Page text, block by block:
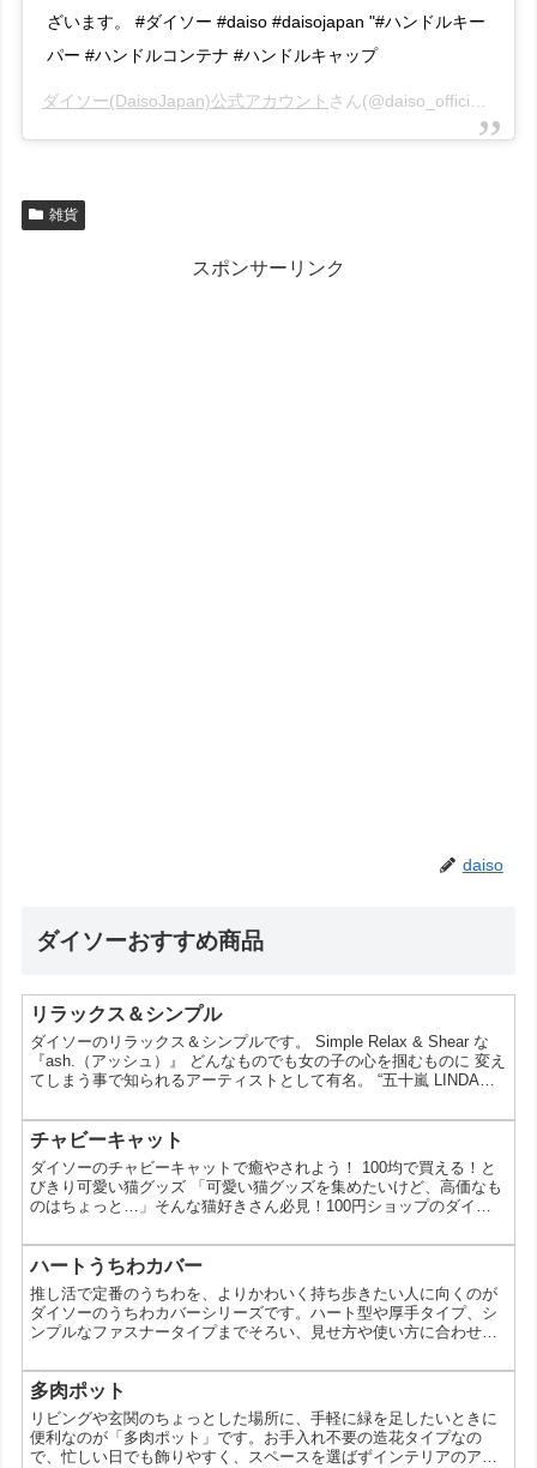
ざいます。 #ダイソー #daiso #daisojapan "#ハンドルキー
パー #ハンドルコンテナ #ハンドルキャップ
ダイソー(DaisoJapan)公式アカウント さん(@daiso_official)がシェアした投稿 –
雑貨
スポンサーリンク
daiso
ダイソーおすすめ商品
リラックス＆シンプル
ダイソーのリラックス＆シンプルです。 Simple Relax & Shear な
『ash.（アッシュ）』 どんなものでも⼥の⼦の⼼を掴むものに 変え
てしまう事で知られるアーティストとして有名。 “五⼗嵐 LINDA
を6 ⽉中旬より順次発売です。 第⼀弾は「リラックス＆シンプル」
がテーマです。 思わず集めたくなるマグカップやランチプレートと
いった「キッチン」グッズや、 組み合わせて使えるランチバッグ...
チャビーキャット
ダイソーのチャビーキャットで癒やされよう！ 100均で買える！と
びきり可愛い猫グッズ 「可愛い猫グッズを集めたいけど、高価なも
のはちょっと…」そんな猫好きさん必見！100円ショップのダイソ
でも人気の「チャビーキャット」シリーズにスポットを当て、その
魅力や使い方、そしてお部屋のインテリアに役立つアイデアをご紹
介します。 なぜダイソーのチャビーキャットが人気なの？ ダイソ
ーのチャビーキャットが人気を集めているのは、以下の...
ハートうちわカバー
推し活で定番のうちわを、よりかわいく持ち歩きたい人に向くのが
ダイソーのうちわカバーシリーズです。ハート型や厚手タイプ、シ
ンプルなファスナータイプまでそろい、見せ方や使い方に合わせて
イソーのうちわカバーはどんなアイテム？今回紹介するのは、うち
わを収納しながら見た目も楽しめるカバー類です。透明カバーとし
て使うことで、うちわのデザインを活かしつつ、持ち運び時の汚れ
や傷つきをやわらげる用途が想定できます。特にハート型は、推
し...
多肉ポット
リビングや玄関のちょっとした場所に、手軽に緑を足したいときに
便利なのが「多肉ポット」です。お手入れ不要の造花タイプなの
で、忙しい日でも飾りやすく、スペースを選ばずインテリアのアク